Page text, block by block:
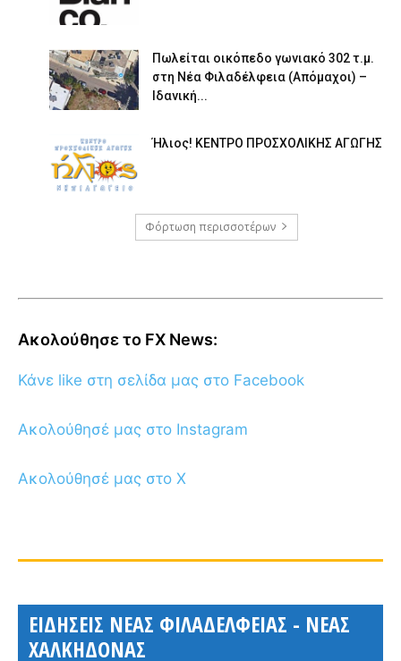
Πωλείται οικόπεδο γωνιακό 302 τ.μ.
στη Νέα Φιλαδέλφεια (Απόμαχοι) –
Ιδανική...
Ήλιος! ΚΕΝΤΡΟ ΠΡΟΣΧΟΛΙΚΗΣ ΑΓΩΓΗΣ
Φόρτωση περισσοτέρων
Ακολούθησε το FX News:
Κάνε like στη σελίδα μας στο Facebook
Ακολούθησέ μας στο Instagram
Ακολούθησέ μας στο X
ΕΙΔΗΣΕΙΣ ΝΕΑΣ ΦΙΛΑΔΕΛΦΕΙΑΣ - ΝΕΑΣ
ΧΑΛΚΗΔΟΝΑΣ